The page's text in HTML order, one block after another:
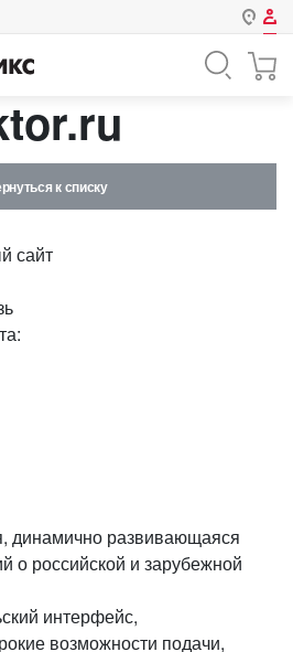
аккаунта?
Логин
Пароль
к списку
сайт
динамично развивающаяся
о российской и зарубежной
интерфейс,
возможности подачи,